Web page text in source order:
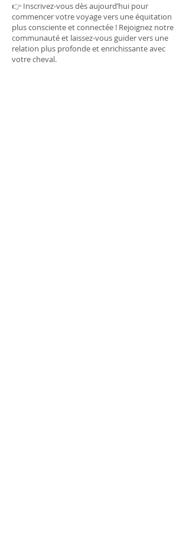
👉 Inscrivez-vous dès aujourd’hui pour
commencer votre voyage vers une équitation
plus consciente et connectée ! Rejoignez notre
communauté et laissez-vous guider vers une
relation plus profonde et enrichissante avec
votre cheval.